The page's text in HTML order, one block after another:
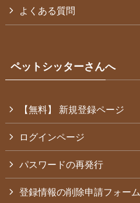
よくある質問
ペットシッターさんへ
【無料】 新規登録ページ
ログインページ
パスワードの再発行
登録情報の削除申請フォーム